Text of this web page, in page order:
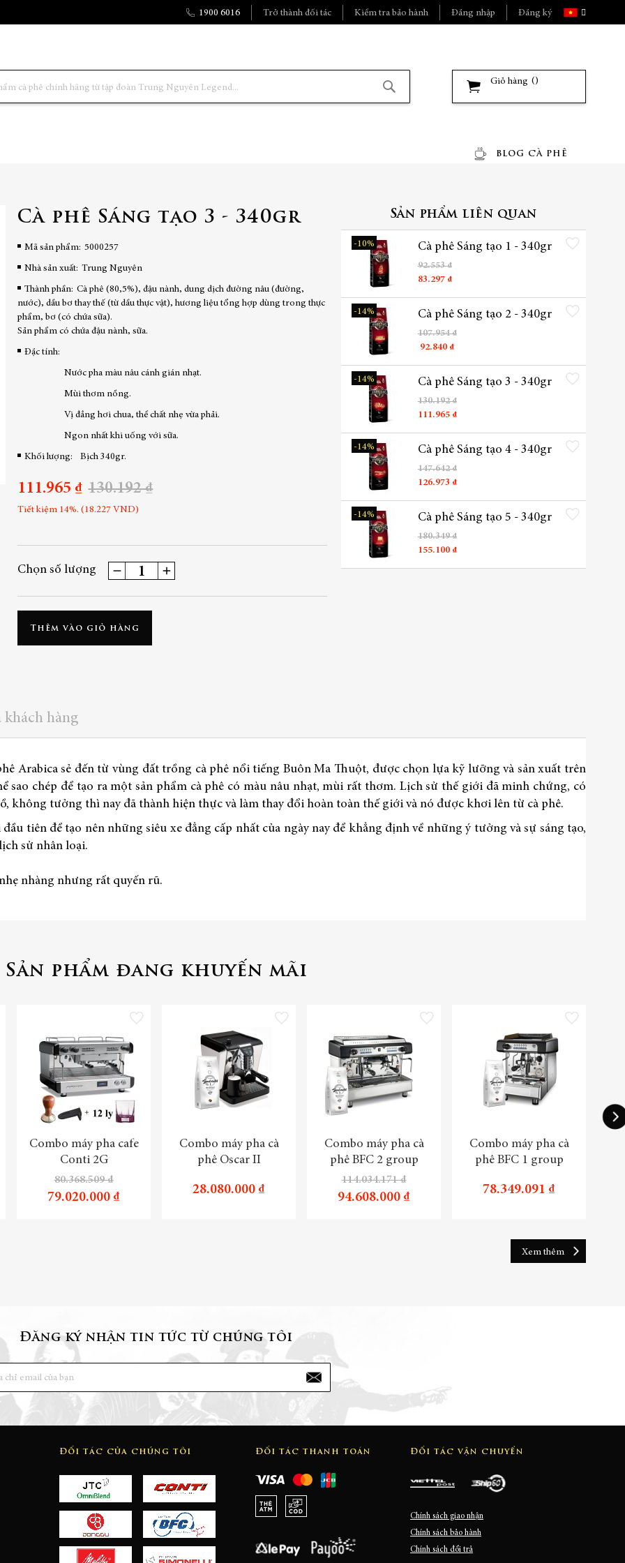
Ngôn
ngữ
Trở thành đối tác Đăng nhập
1900 6016 Kiểm tra bảo hành Đăng ký
Giỏ hàng
BLOG CÀ PHÊ
Cà phê Sáng tạo 3 - 340gr
Mã sản phẩm 5000257
Nhà sản xuất: Trung Nguyên
Thành phần: Cà phê (80,5%), đậu nành, dung dịch đường nâu (đường,
nước), dầu bơ thay thế (từ dầu thực vật), hương liệu tổng hợp dùng trong thực
phẩm, bơ (có chứa sữa).
Sản phẩm có chứa đậu nành, sữa.
Đặc tính:
Nước pha màu nâu cánh gián nhạt.
Mùi thơm nồng.
Vị đắng hơi chua, thể chất nhẹ vừa phải.
Ngon nhất khi uống với sữa.
Khối lượng: Bịch 340gr.
130.192 ₫
111.965 ₫
Tiết kiệm 14%. (18.227 VND)
Chọn số lượng
Thêm vào giỏ hàng
Sản phẩm liên quan
-10% Cà phê Sáng tạo 1 - 340gr
92.553 ₫
83.297 ₫
Thêm vào danh sách yêu
-14% Cà phê Sáng tạo 2 - 340gr
107.954 ₫
92.840 ₫
Thêm vào danh sách yêu
-14% Cà phê Sáng tạo 3 - 340gr
130.192 ₫
111.965 ₫
Thêm vào danh sách yêu
-14% Cà phê Sáng tạo 4 - 340gr
147.642 ₫
126.973 ₫
Thêm vào danh sách yêu
-14% Cà phê Sáng tạo 5 - 340gr
180.349 ₫
155.100 ₫
Thêm vào danh sách yêu
Arabica sẻ đến từ vùng đất trồng cà phê nổi tiếng Buôn Ma Thuột, được chọn lựa kỹ lưỡng và sản xuất trên
sao chép để tạo ra một sản phẩm cà phê có màu nâu nhạt, mùi rất thơm. Lịch sử thế giới đã minh chứng, có
không tưởng thì nay đã thành hiện thực và làm thay đổi hoàn toàn thế giới và nó được khơi lên từ cà phê.
tiên để tạo nên những siêu xe đẳng cấp nhất của ngày nay để khẳng định về những ý tưởng và sự sáng tạo,
sử nhân loại.
nhàng nhưng rất quyến rũ.
khách hàng
Sản phẩm đang khuyến mãi
vào danh sách yêu thích
Combo máy pha cafe
Conti 2G
80.368.509 ₫
79.020.000 ₫
Thêm vào danh sách yêu thích
Combo máy pha cà
phê Oscar II
28.080.000 ₫
Thêm vào danh sách yêu thích
Combo máy pha cà
phê BFC 2 group
114.034.171 ₫
94.608.000 ₫
Thêm vào danh sách yêu thích
Combo máy pha cà
phê BFC 1 group
78.349.091 ₫
Thêm vào danh sách yêu
Xem thêm
Đăng ký nhận tin tức từ chúng tôi
Đối tác của chúng tôi Đối tác thanh toán Đối tác vận chuyển
Chính sách giao nhận
Chính sách bảo hành
Chính sách đổi trả